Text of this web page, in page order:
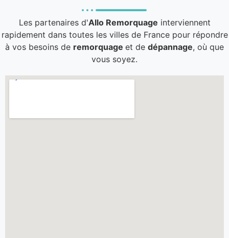
Les partenaires d'Allo Remorquage interviennent
rapidement dans toutes les villes de France pour répondre
à vos besoins de remorquage et de dépannage, où que
vous soyez.